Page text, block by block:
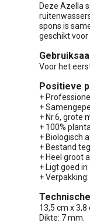
Deze Azella
spons is
geschikt voor
Voor het
Positieve
+
+
+ Nr.6, grote
+ 100%
+ Biologisch
+ Bestand
+ Heel groot
+ Ligt goed
+
13,5 cm x 3,8
Dikte: 7 mm.